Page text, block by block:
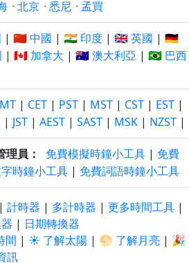
· 北京 · 悉尼 · 孟買
| 🇨🇳 中國 | 🇮🇳 印度 | 🇬🇧 英國 | 🇩🇪
| 🇨🇦 加拿大 | 🇦🇺 澳大利亞 | 🇧🇷 巴西
| CET | PST | MST | CST | EST |
| JST | AEST | SAST | MSK | NZST |
理員： 免費模擬時鐘小工具 | 免費
時鐘小工具 | 免費詞語時鐘小工具
| 計時器 | 多計時器 | 更多時間工具 |
| 日期轉換器
間 | ☀️ 了解太陽 | 🌕 了解月亮 | 🎉
訊